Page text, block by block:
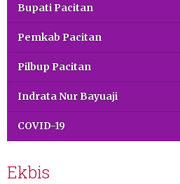
Bupati Pacitan
Pemkab Pacitan
Pilbup Pacitan
Indrata Nur Bayuaji
COVID-19
Ekbis